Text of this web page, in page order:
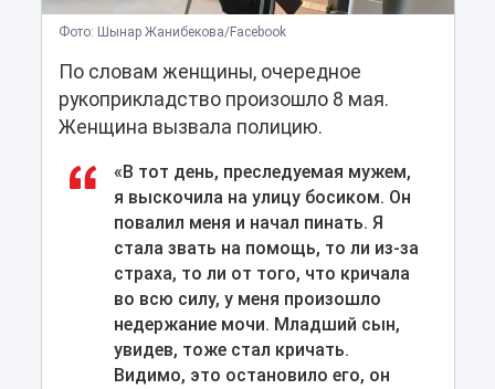
Фото: Шынар Жанибекова/Facebook
По словам женщины, очередное
рукоприкладство произошло 8 мая.
Женщина вызвала полицию.
«В тот день, преследуемая мужем,
я выскочила на улицу босиком. Он
повалил меня и начал пинать. Я
стала звать на помощь, то ли из-за
страха, то ли от того, что кричала
во всю силу, у меня произошло
недержание мочи. Младший сын,
увидев, тоже стал кричать.
Видимо, это остановило его, он